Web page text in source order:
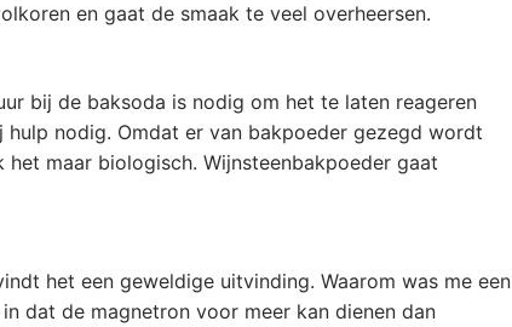
en gaat de smaak te veel overheersen.
bij de baksoda is nodig om het te laten reageren
nodig. Omdat er van bakpoeder gezegd wordt
maar biologisch. Wijnsteenbakpoeder gaat
het een geweldige uitvinding. Waarom was me een
dat de magnetron voor meer kan dienen dan